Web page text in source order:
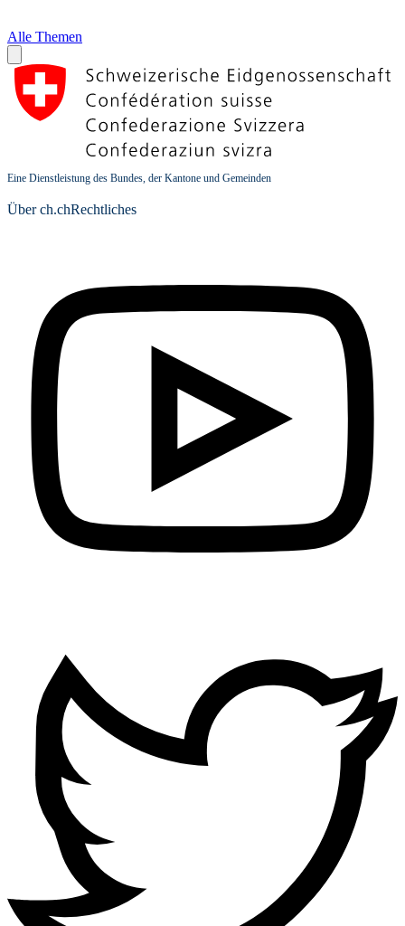
Alle Themen
Eine Dienstleistung des Bundes, der Kantone und Gemeinden
Über ch.chRechtliches